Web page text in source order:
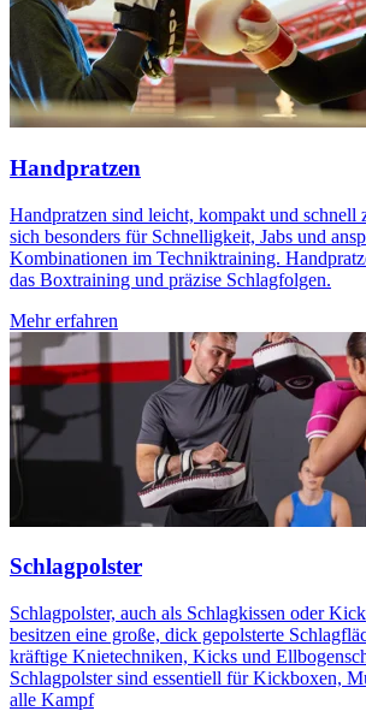
Handpratzen
Handpratzen sind leicht, kompakt und schnell
sich besonders für Schnelligkeit, Jabs und
Kombinationen im Techniktraining.
das Boxtraining und präzise Schlagfolgen.
Mehr erfahren
Schlagpolster
Schlagpolster, auch als Schlagkissen oder
besitzen eine große, dick gepolsterte
kräftige Knietechniken, Kicks und
Schlagpolster sind essentiell für Kickboxen,
alle Kampf